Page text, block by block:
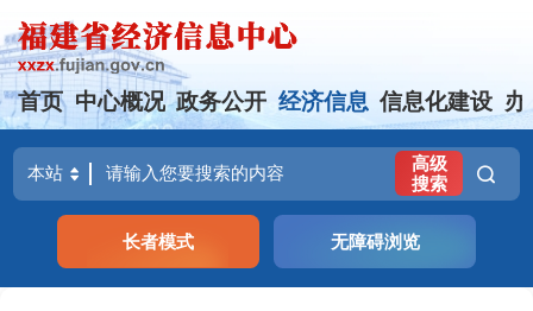
首页 中心概况 政务公开 经济信息 信息化建设 办
高级
搜索
长者模式 无障碍浏览